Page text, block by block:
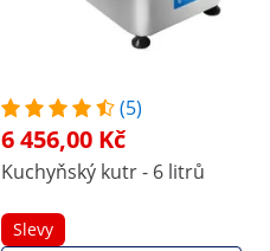
(5)
6 456,00 Kč
Kuchyňský kutr - 6 litrů
Slevy